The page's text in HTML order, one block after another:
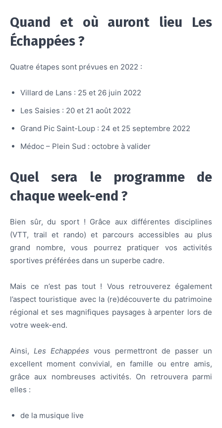
Quand et où auront lieu Les
Échappées ?
Quatre étapes sont prévues en 2022 :
Villard de Lans : 25 et 26 juin 2022
Les Saisies : 20 et 21 août 2022
Grand Pic Saint-Loup : 24 et 25 septembre 2022
Médoc – Plein Sud : octobre à valider
Quel sera le programme de
chaque week-end ?
Bien sûr, du sport ! Grâce aux différentes disciplines
(VTT, trail et rando) et parcours accessibles au plus
grand nombre, vous pourrez pratiquer vos activités
sportives préférées dans un superbe cadre.
Mais ce n’est pas tout ! Vous retrouverez également
l’aspect touristique avec la (re)découverte du patrimoine
régional et ses magnifiques paysages à arpenter lors de
votre week-end.
Ainsi, Les Echappées vous permettront de passer un
excellent moment convivial, en famille ou entre amis,
grâce aux nombreuses activités. On retrouvera parmi
elles :
de la musique live